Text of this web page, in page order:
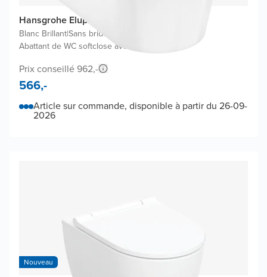
Hansgrohe Elupura S WC suspendu
Blanc Brillant|Sans bride
Abattant de WC softclose avec easyclean
Prix conseillé 962,-
566,-
Article sur commande, disponible à partir du 26-09-
2026
Nouveau